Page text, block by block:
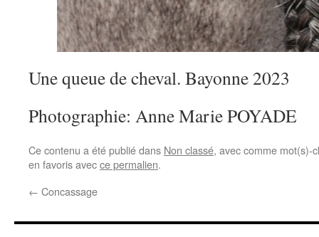
Une queue de cheval. Bayonne 2023
Photographie: Anne Marie POYADE
Ce contenu a été publié dans Non classé, avec comme mot(s)-
en favoris avecce permalien.
← Concassage